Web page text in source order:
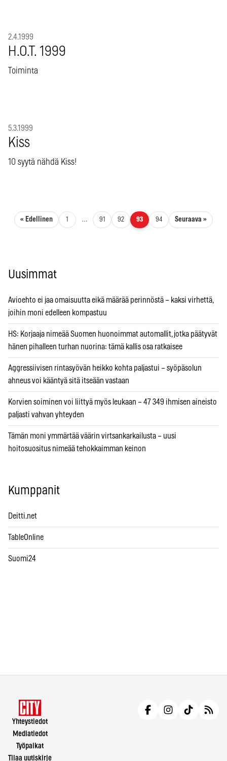
2.4.1999
H.O.T. 1999
Toiminta
5.3.1999
Kiss
10 syytä nähdä Kiss!
Artikkelien sivutus
« Edellinen 1 … 91 92 93 94 Seuraava »
Uusimmat
Avioehto ei jaa omaisuutta eikä määrää perinnöstä – kaksi virhettä,
joihin moni edelleen kompastuu
HS: Korjaaja nimeää Suomen huonoimmat automallit, jotka päätyvät
hänen pihalleen turhan nuorina: tämä kallis osa ratkaisee
Aggressiivisen rintasyövän heikko kohta paljastui – syöpäsolun
ahneus voi kääntyä sitä itseään vastaan
Korvien soiminen voi liittyä myös leukaan – 47 349 ihmisen aineisto
paljasti vahvan yhteyden
Tämän moni ymmärtää väärin virtsankarkailusta – uusi
hoitosuositus nimeää tehokkaimman keinon
Kumppanit
Deitti.net
TableOnline
Suomi24
Yhteystiedot
Mediatiedot
Työpaikat
Tilaa uutiskirje